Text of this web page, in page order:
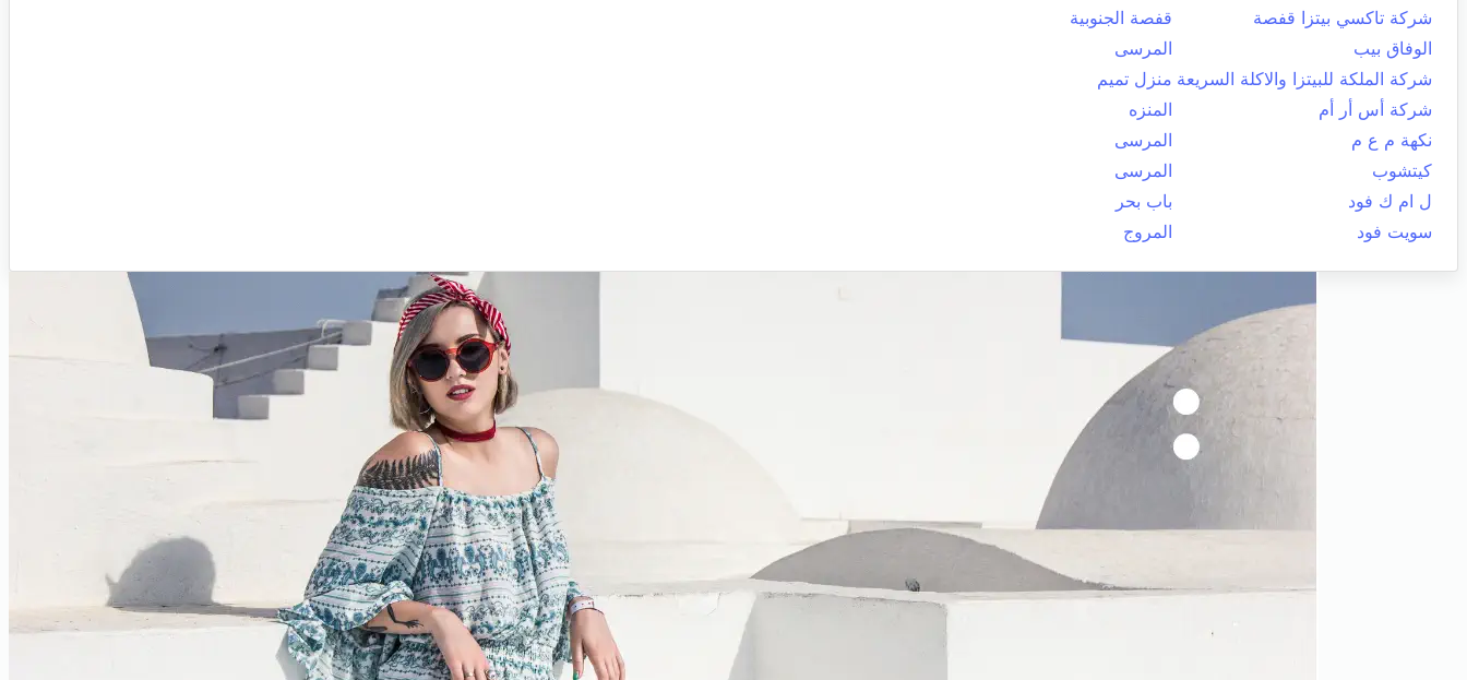
شركة تاكسي بيتزا قفصة
قفصة الجنوبية
الوفاق بيب
المرسى
شركة الملكة للبيتزا والاكلة السريعة منزل تميم
شركة أس أر أم
المنزه
نكهة م ع م
المرسى
كيتشوب
المرسى
ل ام ك فود
باب بحر
سويت فود
المروج